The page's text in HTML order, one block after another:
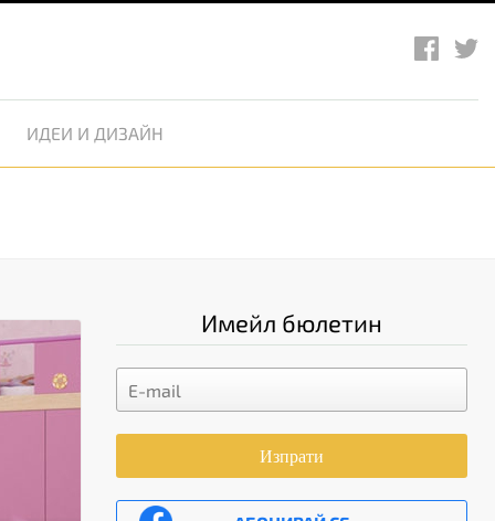
ИДЕИ И ДИЗАЙН
Имейл бюлетин
Изпрати